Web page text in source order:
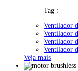
Tag :
Ventilador
Ventilador
Ventilador
Ventilador
Veja mais